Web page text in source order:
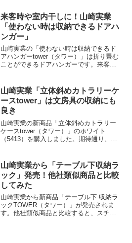
シュパネル用のオプションパーツ11種が
そのまま使えます。
来客時や室内干しに！山崎実業
「使わない時は収納できるドアハ
ンガー」
山崎実業の「使わない時は収納できるド
アハンガーtower（タワー）」は折り畳む
ことができるドアハンガーです。来客時
長いし、デザインも質感も上々で、100均
のものとは全然違います。
山崎実業「立体斜めカトラリーケ
ースtower」は文房具の収納にも
良き
山崎実業の新商品「立体斜めカトラリー
ケースtower（タワー）」のホワイト
（5413）を購入しました。期待通り、フ
求めるには適しません。また、ペンやハ
サミなどの文房具の収納には最適だと思
います。
山崎実業から「テーブル下収納ラ
ック」発売！他社類似商品と比較
してみた
山崎実業から新商品「テーブル下 収納ラ
ックTOWER（タワー）」が発売されま
す。他社類似商品と比較すると、スチー